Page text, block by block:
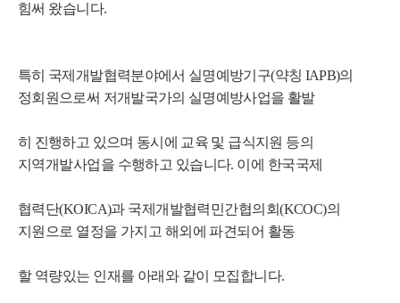
힘써 왔습니다.
특히 국제개발협력분야에서 실명예방기구(약칭 IAPB)의
정회원으로써 저개발국가의 실명예방사업을 활발
히 진행하고 있으며 동시에 교육 및 급식지원 등의
지역개발사업을 수행하고 있습니다. 이에 한국국제
협력단(KOICA)과 국제개발협력민간협의회(KCOC)의
지원으로 열정을 가지고 해외 에 파견되어 활동
할 역량있는 인재를 아래와 같이 모집합니다.